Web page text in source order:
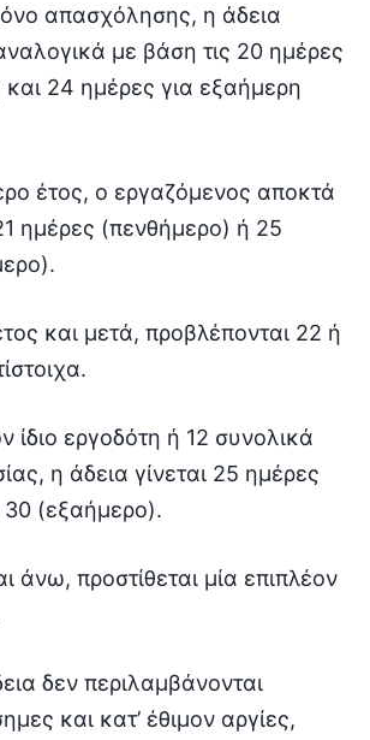
απασχόλησης, η άδεια
με βάση τις 20 ημέρες
και 24 ημέρες για εξαήμερη
έτος, ο εργαζόμενος αποκτά
ημέρες (πενθήμερο) ή 25
και μετά, προβλέπονται 22 ή
ίδιο εργοδότη ή 12 συνολικά
η άδεια γίνεται 25 ημέρες
(εξαήμερο).
άνω, προστίθεται μία επιπλέον
δεν περιλαμβάνονται
και κατ’ έθιμον αργίες,